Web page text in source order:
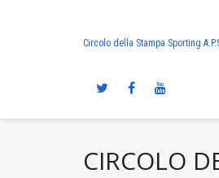
Circolo della Stampa Sporting
CIRCOLO